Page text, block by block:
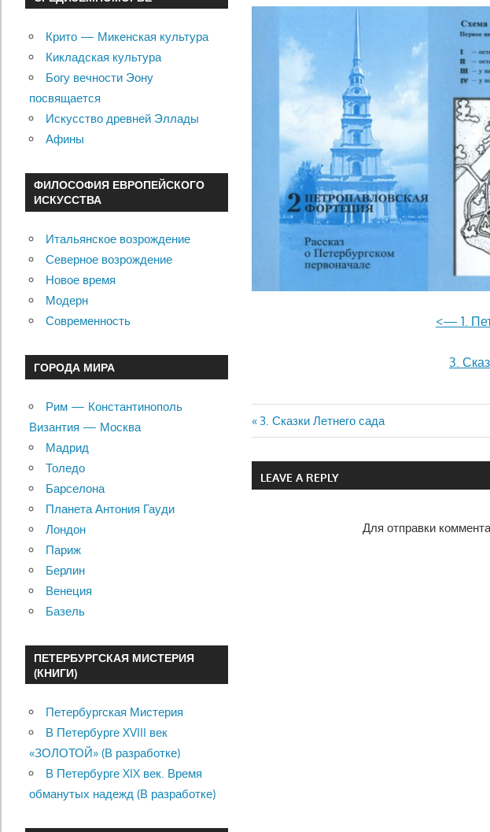
<— 1.
3.
Навигация
по
Previous
Post:
3. Сказки Летнего сада
LEAVE A REPLY
Для отправки
Крито — Микенская культура
Кикладская культура
Богу вечности Эону
посвящается
Искусство древней Эллады
Афины
ФИЛОСОФИЯ ЕВРОПЕЙСКОГО
ИСКУССТВА
Итальянское возрождение
Северное возрождение
Новое время
Модерн
Современность
ГОРОДА МИРА
Рим — Константинополь
Византия — Москва
Мадрид
Толедо
Барселона
Планета Антония Гауди
Лондон
Париж
Берлин
Венеция
Базель
ПЕТЕРБУРГСКАЯ МИСТЕРИЯ
(КНИГИ)
Петербургская Мистерия
В Петербурге XVIII век
«ЗОЛОТОЙ» (В разработке)
В Петербурге XIX век. Время
обманутых надежд (В разработке)